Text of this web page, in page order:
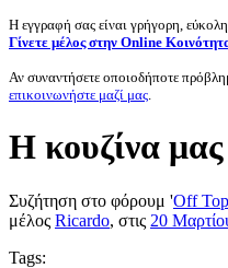
Η εγγραφή σας είναι γρήγορη,
Γίνετε μέλος στην Online
Αν συναντήσετε οποιοδήποτε
επικοινωνήστε μαζί μας.
Η κουζίνα μας
Συζήτηση στο φόρουμ 'Off
μέλος Ricardo, στις 20
Tags: